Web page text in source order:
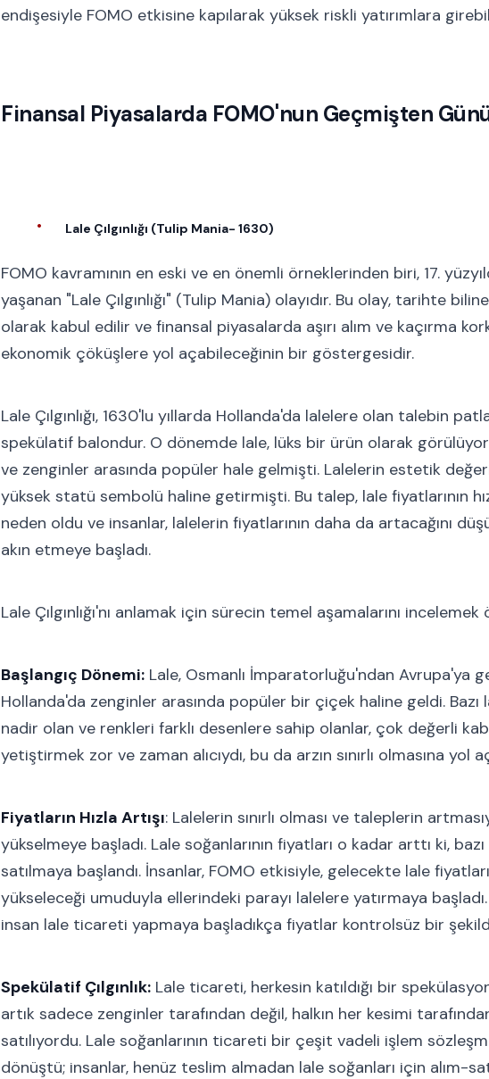
endişesiyle FOMO etkisine kapılarak yüksek riskli yatırımlara
Finansal Piyasalarda FOMO'nun Geçmişten
Lale Çılgınlığı (Tulip Mania- 1630)
FOMO kavramının en eski ve en önemli örneklerinden biri, 17.
yaşanan "Lale Çılgınlığı" (Tulip Mania) olayıdır. Bu olay, tarihte
olarak kabul edilir ve finansal piyasalarda aşırı alım ve kaçırma
ekonomik çöküşlere yol açabileceğinin bir göstergesidir.
Lale Çılgınlığı, 1630'lu yıllarda Hollanda'da lalelere olan talebin
spekülatif balondur. O dönemde lale, lüks bir ürün olarak
ve zenginler arasında popüler hale gelmişti. Lalelerin estetik
yüksek statü sembolü haline getirmişti. Bu talep, lale fiyatlarının
neden oldu ve insanlar, lalelerin fiyatlarının daha da artacağını
akın etmeye başladı.
Lale Çılgınlığı'nı anlamak için sürecin temel aşamalarını incelemek
Başlangıç Dönemi: Lale, Osmanlı İmparatorluğu'ndan Avrupa'ya
Hollanda'da zenginler arasında popüler bir çiçek haline geldi. Bazı
nadir olan ve renkleri farklı desenlere sahip olanlar, çok değerli
yetiştirmek zor ve zaman alıcıydı, bu da arzın sınırlı olmasına yol
Fiyatların Hızla Artışı: Lalelerin sınırlı olması ve taleplerin
yükselmeye başladı. Lale soğanlarının fiyatları o kadar arttı ki,
satılmaya başlandı. İnsanlar, FOMO etkisiyle, gelecekte lale
yükseleceği umuduyla ellerindeki parayı lalelere yatırmaya
insan lale ticareti yapmaya başladıkça fiyatlar kontrolsüz bir
Spekülatif Çılgınlık: Lale ticareti, herkesin katıldığı bir
artık sadece zenginler tarafından değil, halkın her kesimi
satılıyordu. Lale soğanlarının ticareti bir çeşit vadeli işlem
dönüştü; insanlar, henüz teslim almadan lale soğanları için alım-